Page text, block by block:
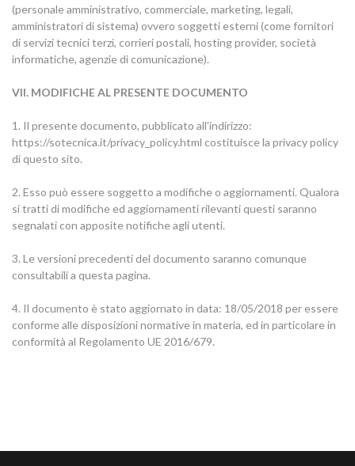
(personale amministrativo, commerciale, marketing, legali,
amministratori di sistema) ovvero soggetti esterni (come fornitori
di servizi tecnici terzi, corrieri postali, hosting provider, società
informatiche, agenzie di comunicazione).
VII. MODIFICHE AL PRESENTE DOCUMENTO
1. Il presente documento, pubblicato all'indirizzo:
https://sotecnica.it/privacy_policy.html costituisce la privacy policy
di questo sito.
2. Esso può essere soggetto a modifiche o aggiornamenti. Qualora
si tratti di modifiche ed aggiornamenti rilevanti questi saranno
segnalati con apposite notifiche agli utenti.
3. Le versioni precedenti del documento saranno comunque
consultabili a questa pagina.
4. Il documento è stato aggiornato in data: 18/05/2018 per essere
conforme alle disposizioni normative in materia, ed in particolare in
conformità al Regolamento UE 2016/679.